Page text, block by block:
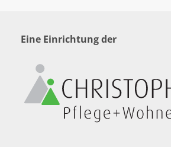
Eine Einrichtung der